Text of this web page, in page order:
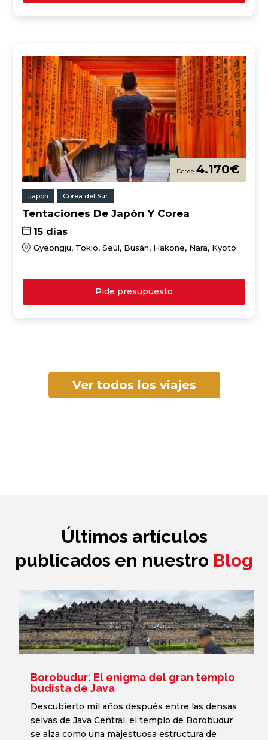
4.170€
Japón Corea del Sur
Tentaciones De Japón Y Corea
15 días
Gyeongju, Tokio, Seúl, Busán, Hakone, Nara, Kyoto
Pide presupuesto
Ver todos los viajes
Últimos artículos
publicados en nuestro Blog
Borobudur: El enigma del gran templo
budista de Java
Descubierto mil años después entre las densas
selvas de Java Central, el templo de Borobudur
se alza como una majestuosa estructura de